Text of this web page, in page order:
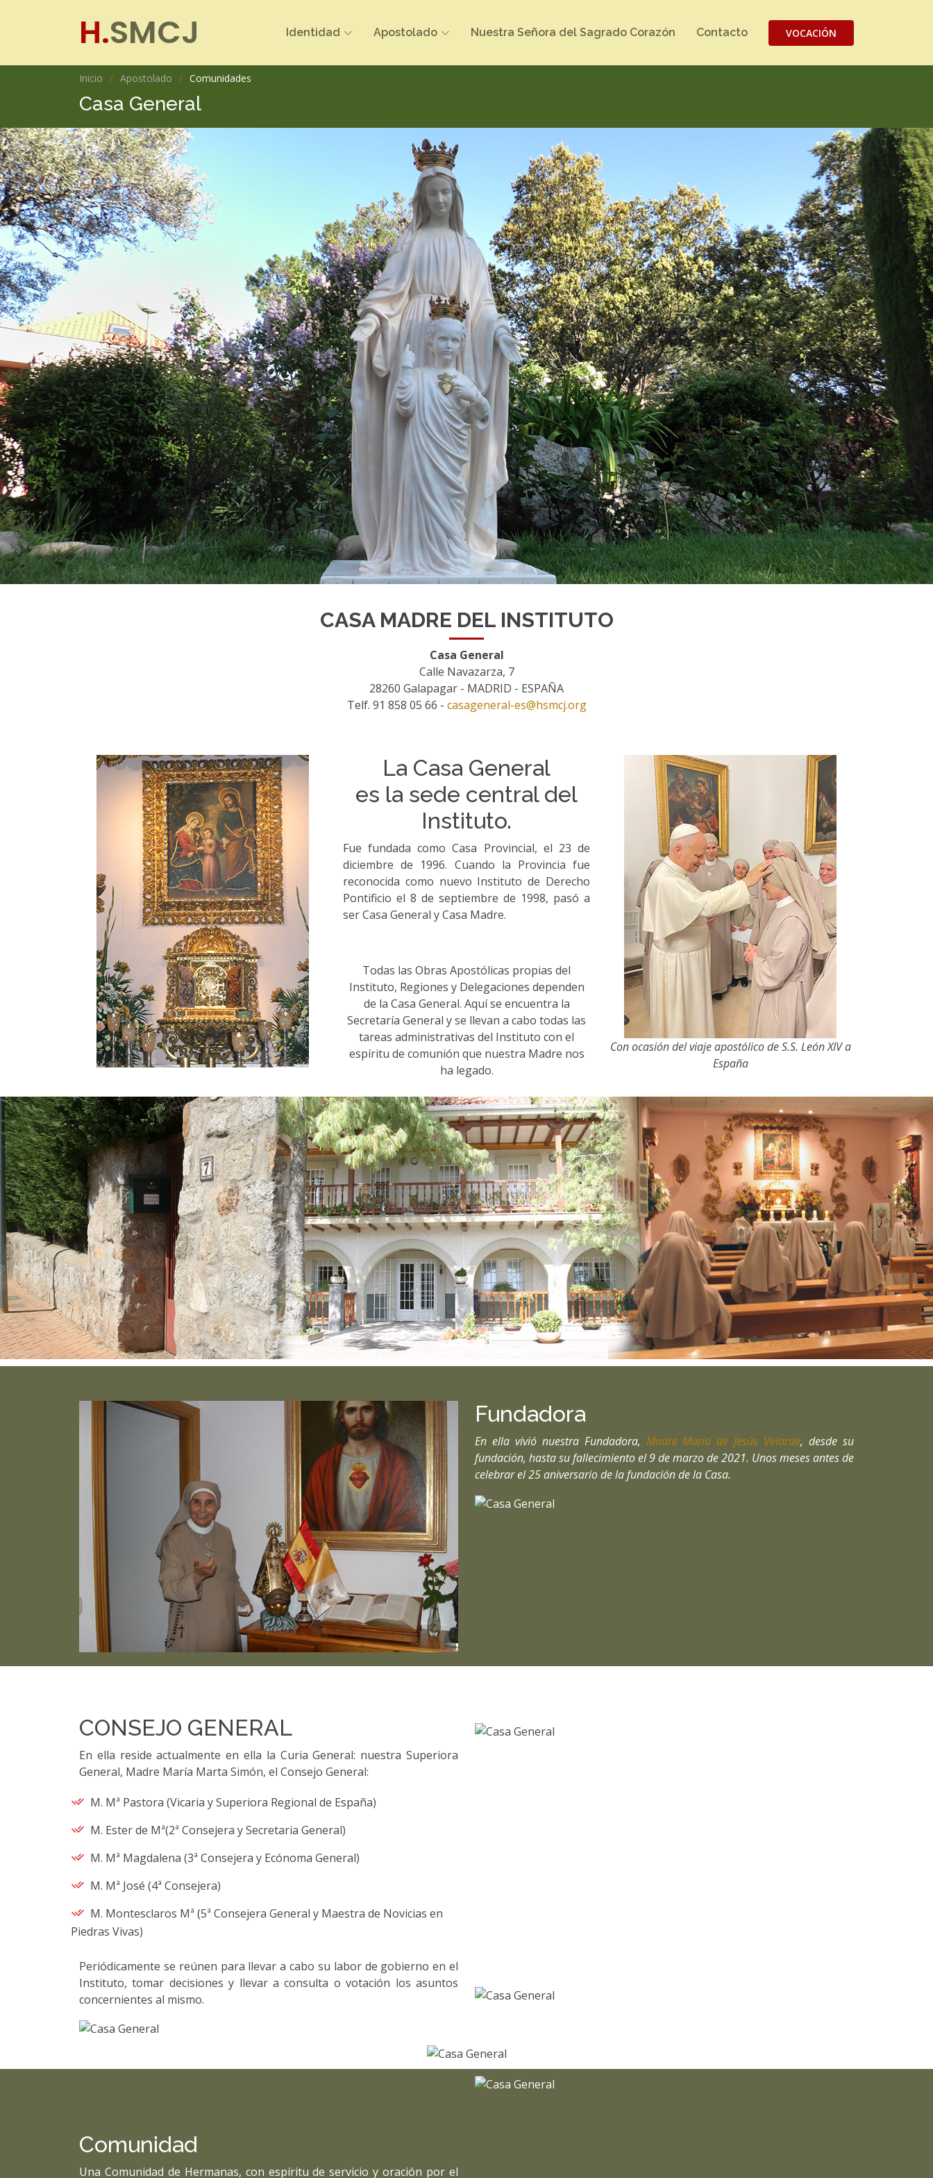
H.SMCJ Identidad Apostolado Nuestra Señora del Sagrado Corazón Contacto VOCACIÓN
Inicio Apostolado Comunidades
Casa General
CASA MADRE DEL INSTITUTO
Casa General
Calle Navazarza, 7
28260 Galapagar - MADRID - ESPAÑA
Telf. 91 858 05 66 - casageneral-es@hsmcj.org
La Casa General
es la sede central del
Instituto.
Fue fundada como Casa Provincial, el 23 de
diciembre de 1996. Cuando la Provincia fue
reconocida como nuevo Instituto de Derecho
Pontificio el 8 de septiembre de 1998, pasó a
ser Casa General y Casa Madre.
Todas las Obras Apostólicas propias del
Instituto, Regiones y Delegaciones dependen
de la Casa General. Aquí se encuentra la
Secretaría General y se llevan a cabo todas las
tareas administrativas del Instituto con el
espíritu de comunión que nuestra Madre nos
ha legado.
Con ocasión del viaje apostólico de S.S. León XIV a
España
Fundadora
En ella vivió nuestra Fundadora, Madre María de Jesús Velarde, desde su
fundación, hasta su fallecimiento el 9 de marzo de 2021. Unos meses antes de
celebrar el 25 aniversario de la fundación de la Casa.
CONSEJO GENERAL
En ella reside actualmente en ella la Curia General: nuestra Superiora
General, Madre María Marta Simón, el Consejo General:
M. Mª Pastora (Vicaria y Superiora Regional de España)
M. Ester de Mª(2ª Consejera y Secretaria General)
M. Mª Magdalena (3ª Consejera y Ecónoma General)
M. Mª José (4ª Consejera)
M. Montesclaros Mª (5ª Consejera General y Maestra de Novicias en
Piedras Vivas)
Periódicamente se reúnen para llevar a cabo su labor de gobierno en el
Instituto, tomar decisiones y llevar a consulta o votación los asuntos
concernientes al mismo.
Comunidad
Una Comunidad de Hermanas, con espíritu de servicio y oración por el